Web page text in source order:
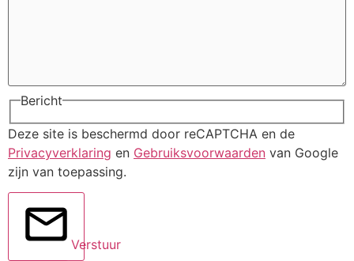
Bericht
Deze site is beschermd door reCAPTCHA en de
Privacyverklaring en Gebruiksvoorwaarden van Google
zijn van toepassing.
Verstuur